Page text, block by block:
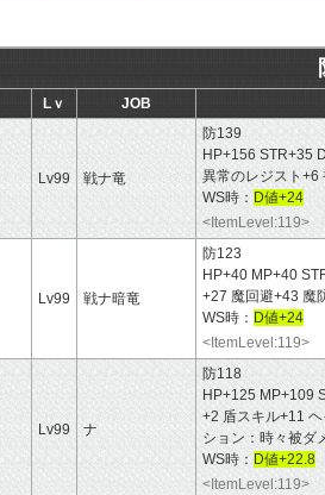
Lｖ JOB
Lv99 戦ナ竜
防139
HP+156 STR+35
異常のレジスト+6
WS時： D値+24
<ItemLevel:119>
Lv99 戦ナ暗竜
防123
HP+40 MP+40
+27 魔回避+43 魔
WS時： D値+24
<ItemLevel:119>
Lv99 ナ
防118
HP+125 MP+109
+2 盾スキル+11
ション：時々被ダ
WS時： D値+22.8
<ItemLevel:119>